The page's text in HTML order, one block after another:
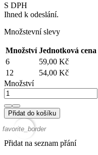
S DPH
Ihned k odeslání.
Množstevní slevy
Množství Jednotková cena
6
59,00 Kč
12
54,00 Kč
Množství
Přidat do košíku
favorite_border
Přidat na seznam přání